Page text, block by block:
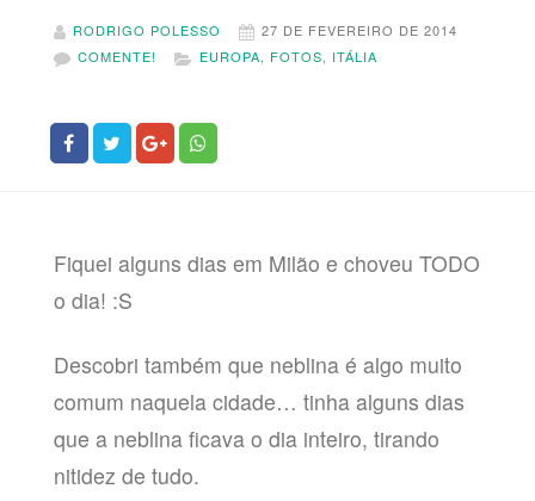
RODRIGO POLESSO
27 DE FEVEREIRO DE 2014
COMENTE!
EUROPA, FOTOS, ITÁLIA
Fiquei alguns dias em Milão e choveu TODO
o dia! :S
Descobri também que neblina é algo muito
comum naquela cidade… tinha alguns dias
que a neblina ficava o dia inteiro, tirando
nitidez de tudo.